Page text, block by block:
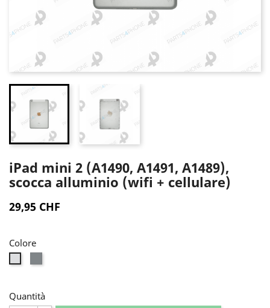
iPad mini 2 (A1490, A1491, A1489),
scocca alluminio (wifi + cellulare)
29,95 CHF
Colore
Quantità